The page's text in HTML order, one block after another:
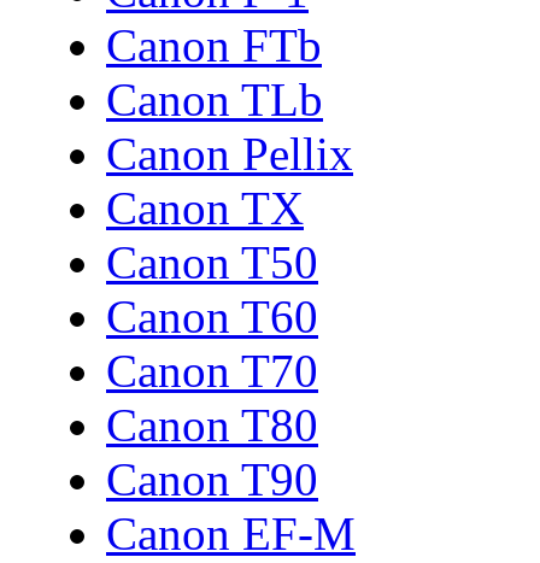
Canon FTb
Canon TLb
Canon Pellix
Canon TX
Canon T50
Canon T60
Canon T70
Canon T80
Canon T90
Canon EF-M